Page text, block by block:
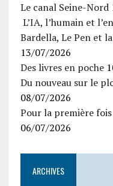
Le canal Seine-Nord
L’IA, l’humain et
Bardella, Le Pen et
13/07/2026
Des livres en poche
Du nouveau sur le
08/07/2026
Pour la première fois
06/07/2026
ARCHIVES